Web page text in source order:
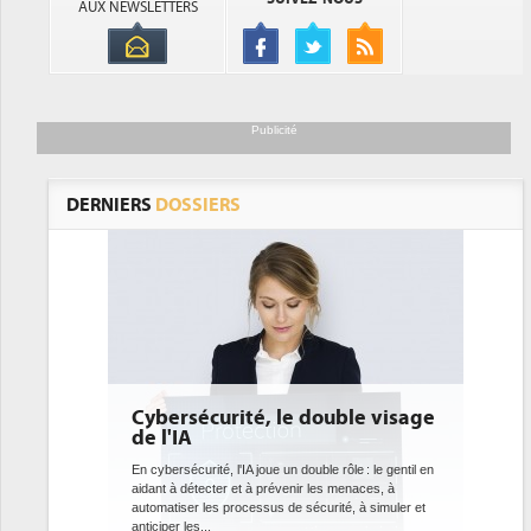
AUX NEWSLETTERS
Publicité
DERNIERS DOSSIERS
double visage
un double rôle : le gentil en
de sécurité, à simuler et
DEE: l'efficacité énergétique
bientôt une obligation pour les
datacenters
Des datacenters plus durables et plus efficaces, c'est
ce que recherchent les pouvoirs publics européens